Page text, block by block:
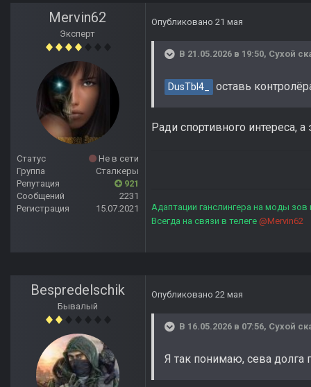
Mervin62
Эксперт
Статус
Не в сети
Группа
Сталкеры
Репутация
921
Сообщений
2231
Регистрация
15.07.2021
Опубликовано 21 мая
В 21.05.2026 в 19:50, Сухой
DusTbl4_ оставь
Ради спортивного интереса, а
Адаптации ганслингера на моды зов
Всегда на связи в телеге @Mervin62
Bespredelschik
Бывалый
Опубликовано 22 мая
В 16.05.2026 в 07:56, Сухой
Я так понимаю, сева долга